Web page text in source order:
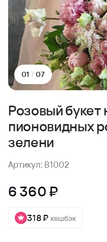
01 / 07
Розовый букет
пионовидных
зелени
Артикул: B1002
6 360 ₽
318 ₽ кешбэк